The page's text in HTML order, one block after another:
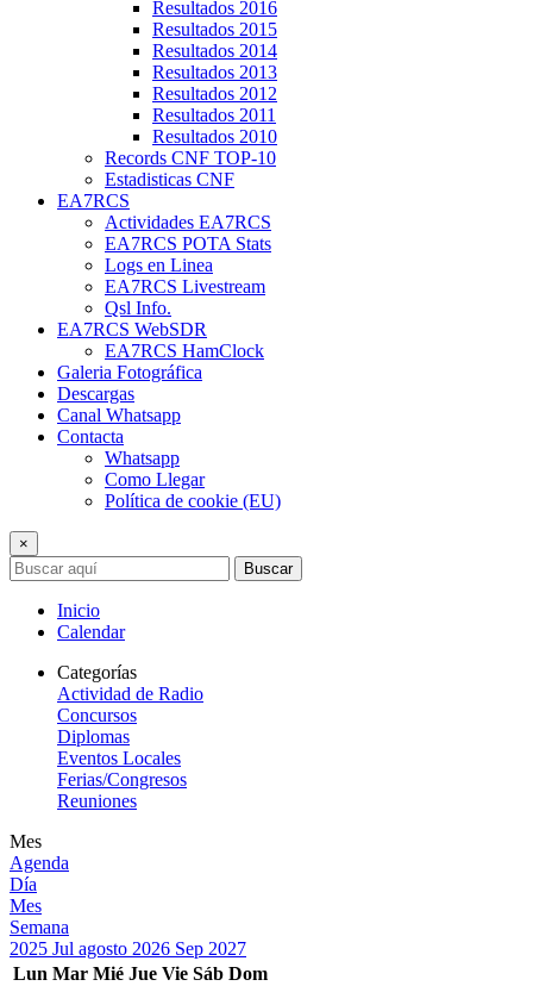
Resultados 2016
Resultados 2015
Resultados 2014
Resultados 2013
Resultados 2012
Resultados 2011
Resultados 2010
Records CNF TOP-10
Estadisticas CNF
EA7RCS
Actividades EA7RCS
EA7RCS POTA Stats
Logs en Linea
EA7RCS Livestream
Qsl Info.
EA7RCS WebSDR
EA7RCS HamClock
Galeria Fotográfica
Descargas
Canal Whatsapp
Contacta
Whatsapp
Como Llegar
Política de cookie (EU)
×
Buscar
Inicio
Calendar
Categorías
Actividad de Radio
Concursos
Diplomas
Eventos Locales
Ferias/Congresos
Reuniones
Mes
Agenda
Día
Mes
Semana
2025 Jul agosto 2026 Sep 2027
Lun Mar Mié Jue Vie Sáb Dom